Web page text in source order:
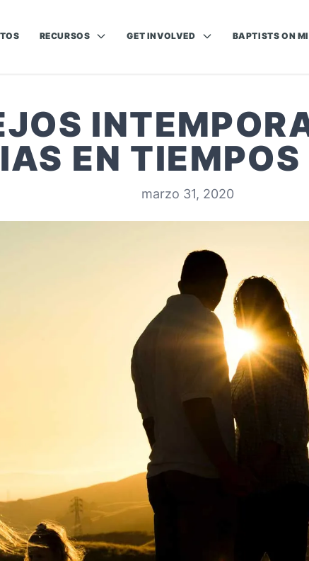
RECURSOS GET INVOLVED BAPTISTS ON
EN
marzo 31, 2020